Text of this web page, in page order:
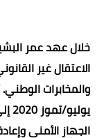
الاعتقال غير
والمخابرات
الجهاز الأمني